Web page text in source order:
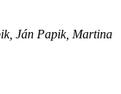
Ján Papik, Martina